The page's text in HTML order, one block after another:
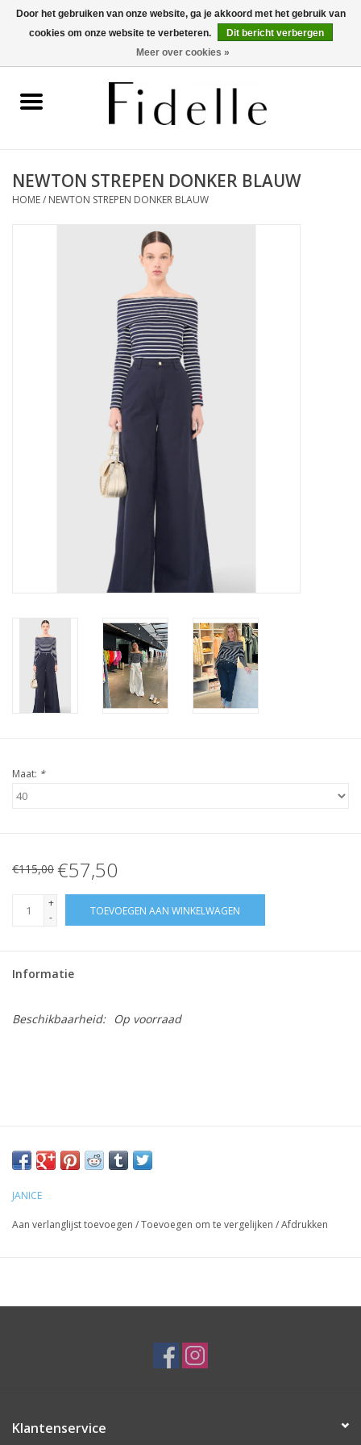
0 Artikelen - €0,00
NEWTON STREPEN DONKER BLAUW
HOME/ NEWTON STREPEN DONKER BLAUW
Maat: *
€115,00 €57,50
+
-
TOEVOEGEN AAN WINKELWAGEN
Informatie
Beschikbaarheid: Op voorraad
JANICE
Aan verlanglijst toevoegen /Toevoegen om te vergelijken /Afdrukken
Klantenservice
Door het gebruiken van onze website, ga je akkoord met het gebruik van
cookies om onze website te verbeteren.
Dit bericht verbergen
Meer over cookies »